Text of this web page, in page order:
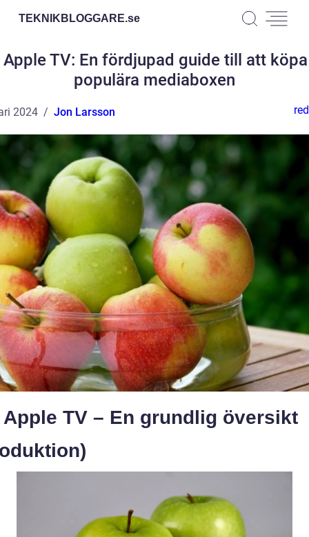
TEKNIKBLOGGARE.se
TV: En fördjupad guide till att
populära mediaboxen
2024 Jon Larsson
TV – En grundlig översikt